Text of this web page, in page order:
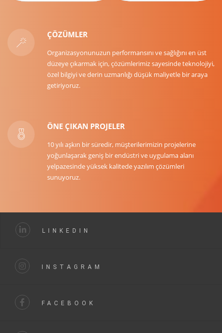
ÇÖZÜMLER
Organizasyonunuzun performansını ve sağlığını en üst
düzeye çıkarmak için, çözümlerimiz sayesinde teknolojiyi,
özel bilgiyi ve derin uzmanlığı düşük maliyetle bir araya
getiriyoruz.
ÖNE ÇIKAN PROJELER
10 yılı aşkın bir süredir, müşterilerimizin projelerine
yoğunlaşarak geniş bir endüstri ve uygulama alanı
yelpazesinde yüksek kalitede yazılım çözümleri
sunuyoruz.
LINKEDIN
INSTAGRAM
FACEBOOK